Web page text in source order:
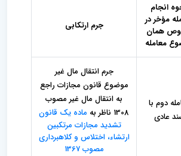
انجام
مؤخر در
همان
معامله
جرم ارتکابی
دوم با
عادی
جرم انتقال مال غیر
موضوع قانون مجازات راجع
به انتقال مال غیر مصوب
1308 ناظر به
ماده یک قانون
تشدید مجازات مرتکبین
ارتشاء، اختلاس و کلاهبرداری
مصوب 1367